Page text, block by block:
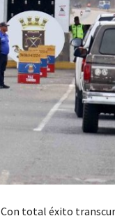
Con total éxito